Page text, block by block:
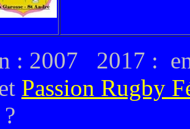
: 2007 2017 :
Passion Rugby